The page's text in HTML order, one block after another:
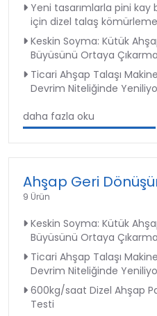
Yeni tasarımlarla pini
için dizel talaş
Keskin Soyma: Kütük
Büyüsünü Ortaya Çıkarma
Ticari Ahşap Talaşı
Devrim Niteliğinde
daha fazla oku
Ahşap Geri
9 Ürün
Keskin Soyma: Kütük
Büyüsünü Ortaya Çıkarma
Ticari Ahşap Talaşı
Devrim Niteliğinde
600kg/saat Dizel Ahşap
Testi